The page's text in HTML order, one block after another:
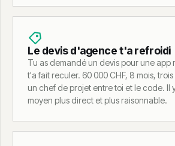
Le devis d'agence t'a refroidi
Tu as demandé un devis pour une app
t'a fait reculer. 60 000 CHF, 8 mois,
un chef de projet entre toi et le code. Il
moyen plus direct et plus raisonnable.